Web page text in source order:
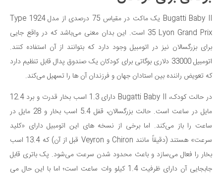
دانستنی‌ها
بازی
طنز
فال
مسابقه
اخبار
Bugatti Baby II یک ماکت در مقیاس 75 درصدی از مدل 1924 Type
35 Lyon Grand Prix است. این بدان معنی می‌باشد که در واقع جایی
برای بزرگسالان نیز در اتومبیل وجود دارد که بتوانند از آن استفاده کنند.
اتومبیل 33000 دلاری بوگاتی برای کودکان یک صندوق پدال قابل تنظیم دارد
که تعویض راننده بین استادان جهان و فرزندان آن ها را تسهیل می‌کند.
در حالت کودک، Bugatti Baby II دارای 1.3 اسب بخار قدرت و برد 12.4
مایل در ساعت است. حالت بزرگسالان، قفل 5.4 اسب بخار و 28 مایل در
ساعت را باز می‌کند. اما برخی از نسخه های این اتومبیل دارای «کلید
سرعت» هستند (دقیقاً مانند Chiron و Veyron قبل از آن) که 13.4 اسب
بخار را فعال می‌سازد و باعث محدود شدن سرعت می‌شود. پک باتری قابل
جابجایی آن دارای ظرفیت 1.4 کیلو وات ساعت است؛ اما با این حال می